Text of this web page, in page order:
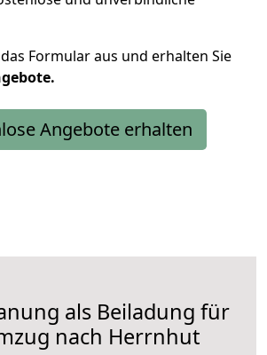
Formular aus und erhalten Sie
Angebote erhalten
als Beiladung für
nach Herrnhut